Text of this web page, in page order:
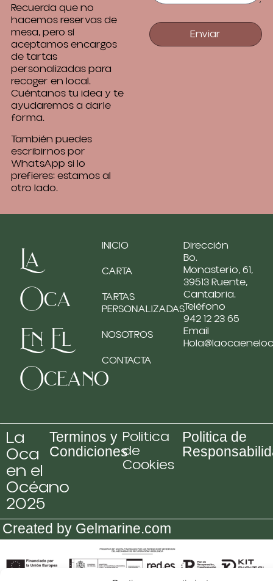
Recuerda que no
hacemos reservas de
mesa, pero sí
aceptamos encargos
de tartas
personalizadas para
recoger en local.
Cuéntanos tu idea y te
ayudaremos a darle
forma.
También puedes
escribirnos por
WhatsApp si lo
prefieres: estamos al
otro lado.
Enviar
La
Oca
En El
Oceano
INICIO
CARTA
TARTAS
PERSONALIZADAS
NOSOTROS
CONTACTA
Dirección
Bo.
Monasterio, 61,
39513 Ruente,
Cantabria.
Teléfono
942 12 23 65
Email
La
Oca
en el
Océano
2025
Terminos y
Condiciones
Politica
de
Cookies
Politica de
Created by Gelmarine.com